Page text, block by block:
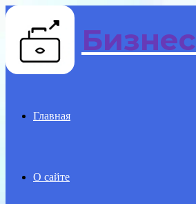
Menu Бизнес
Главная
О сайте